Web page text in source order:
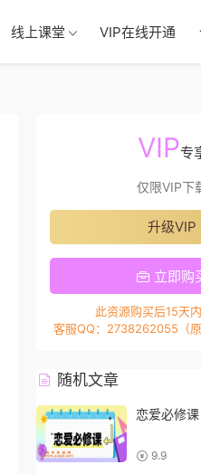
线上课堂 VIP在线开通
VIP专
仅限VIP下
升级VIP
立即购
此资源购买后15天内
客服QQ：2738262055（原
随机文章
恋爱必修课
9.9